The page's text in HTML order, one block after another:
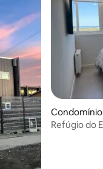
Condomínio
Refúgio do